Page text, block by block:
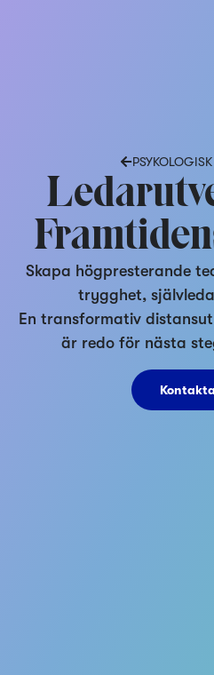
Skapa högpresterande
trygghet,
En transformativ
är redo för nästa